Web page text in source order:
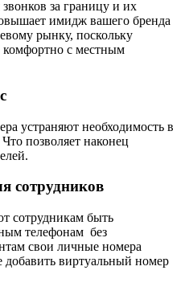
за границу и их
имидж вашего бренда
рынку, поскольку
комфортно с местным
устраняют необходимость в
позволяет наконец
сотрудников
сотрудникам быть
телефонам без
свои личные номера
виртуальный номер